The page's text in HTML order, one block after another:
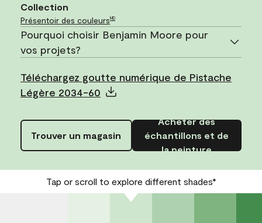
Collection
Présentoir des couleursMD
Pourquoi choisir Benjamin Moore pour
vos projets?
Téléchargez goutte numérique de Pistache
Légère 2034-60
Trouver un magasin
Acheter des
échantillons et de
la peinture
Tap or scroll to explore different shades*